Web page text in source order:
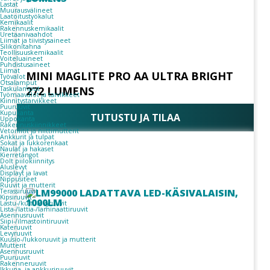
Lastat
Muurausvälineet
Laatoitustyökalut
Kemikaalit
Rakennuskemikaalit
Uretaanivaahdot
Liimat ja tiivistysaineet
Silikonitahna
Teollisuuskemikaalit
Voiteluaineet
Puhdistusaineet
Liimat
Työvalot
Otsalamput
Taskulamput
Työmaavalot ja tarvikkeet
Kiinnitys­tarvikkeet
Puuruuvit
Kupukanta
Uppokanta
Rakennuskiinnikkeet
Vetoniitit ja niittimutterit
Ankkurit ja tulpat
Sokat ja lukkorenkaat
Naulat ja hakaset
Kierretangot
Dolt piilokiinnitys
Aluslevyt
Displayt ja lavat
Nippusiteet
Ruuvit ja mutterit
Terassiruuvit
Kipsiruuvit
Lastu-/kuitulevyruuvit
Lista-/lattia-/laminaattiruuvit
Asennusruuvit
Siipi-/ilmastointiruuvit
Kateruuvit
Levyruuvit
Kuusio-/lukkoruuvit ja mutterit
Mutterit
Asennusruuvit
Puuruuvit
Rakenneruuvit
MINI MAGLITE PRO AA ULTRA BRIGHT
272 LUMENS
TUTUSTU JA TILAA